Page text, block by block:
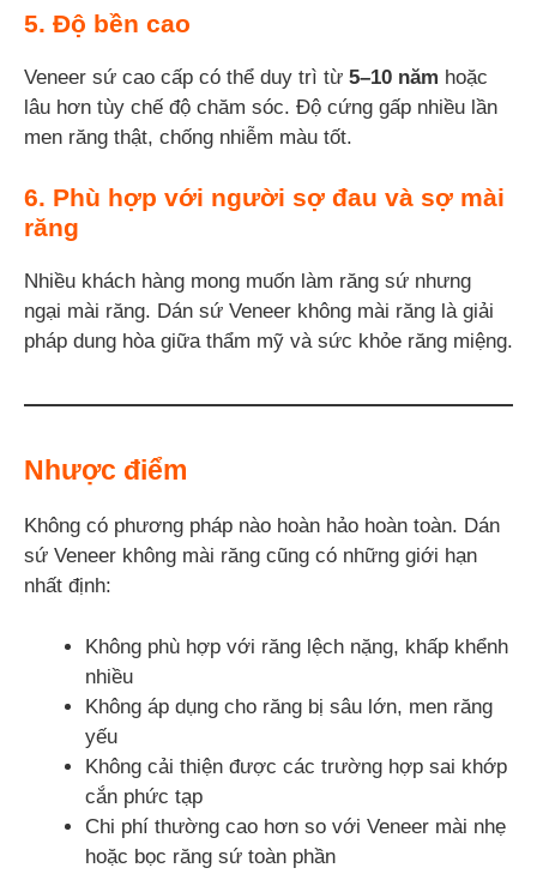
5. Độ bền cao
Veneer sứ cao cấp có thể duy trì từ 5–10 năm hoặc
lâu hơn tùy chế độ chăm sóc. Độ cứng gấp nhiều lần
men răng thật, chống nhiễm màu tốt.
6. Phù hợp với người sợ đau và sợ mài
răng
Nhiều khách hàng mong muốn làm răng sứ nhưng
ngại mài răng. Dán sứ Veneer không mài răng là giải
pháp dung hòa giữa thẩm mỹ và sức khỏe răng miệng.
Nhược điểm
Không có phương pháp nào hoàn hảo hoàn toàn. Dán
sứ Veneer không mài răng cũng có những giới hạn
nhất định:
Không phù hợp với răng lệch nặng, khấp khểnh
nhiều
Không áp dụng cho răng bị sâu lớn, men răng
yếu
Không cải thiện được các trường hợp sai khớp
cắn phức tạp
Chi phí thường cao hơn so với Veneer mài nhẹ
hoặc bọc răng sứ toàn phần